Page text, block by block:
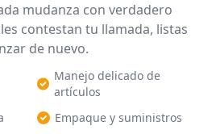
mudanza con verdadero
contestan tu llamada, listas
de nuevo.
Manejo delicado de
artículos
Empaque y suministros